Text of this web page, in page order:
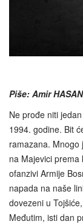
Piše: Amir
Ne prođe niti
1994. godine. Bit
ramazana. Mnogo
na Majevici
ofanzivi Armije
napada na naše
dovezeni u
Međutim, isti dan